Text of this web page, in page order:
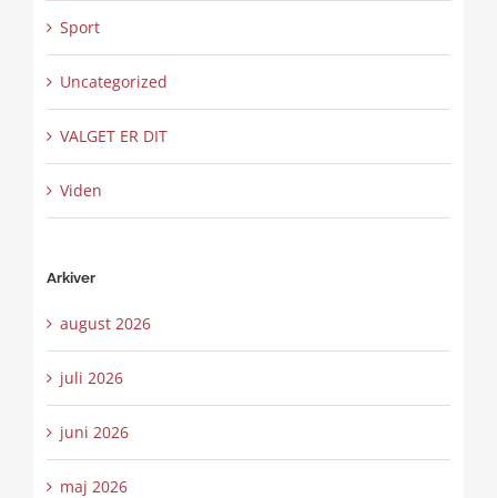
Sport
Uncategorized
VALGET ER DIT
Viden
Arkiver
august 2026
juli 2026
juni 2026
maj 2026